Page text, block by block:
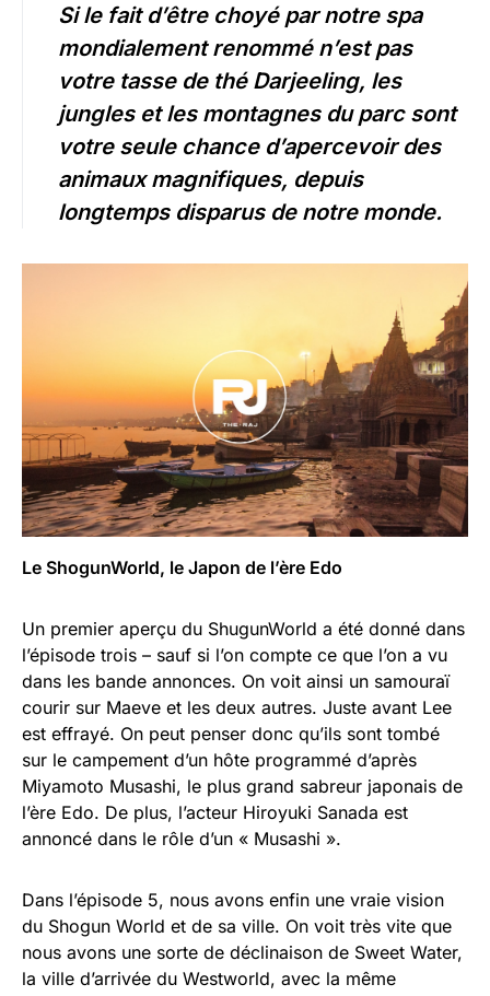
Si le fait d’être choyé par notre spa
mondialement renommé n’est pas
votre tasse de thé Darjeeling, les
jungles et les montagnes du parc sont
votre seule chance d’apercevoir des
animaux magnifiques, depuis
longtemps disparus de notre monde.
Le ShogunWorld, le Japon de l’ère Edo
Un premier aperçu du ShugunWorld a été donné dans
l’épisode trois – sauf si l’on compte ce que l’on a vu
dans les bande annonces. On voit ainsi un samouraï
courir sur Maeve et les deux autres. Juste avant Lee
est effrayé. On peut penser donc qu’ils sont tombé
sur le campement d’un hôte programmé d’après
Miyamoto Musashi, le plus grand sabreur japonais de
l’ère Edo. De plus, l’acteur Hiroyuki Sanada est
annoncé dans le rôle d’un « Musashi ».
Dans l’épisode 5, nous avons enfin une vraie vision
du Shogun World et de sa ville. On voit très vite que
nous avons une sorte de déclinaison de Sweet Water,
la ville d’arrivée du Westworld, avec la même